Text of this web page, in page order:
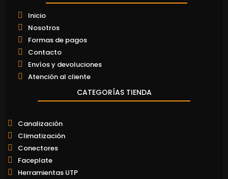
Inicio
Nosotros
Formas de pagos
Contacto
Envíos y devoluciones
Atención al cliente
CATEGORÍAS TIENDA
Canalización
Climatización
Conectores
Faceplate
Herramientas UTP